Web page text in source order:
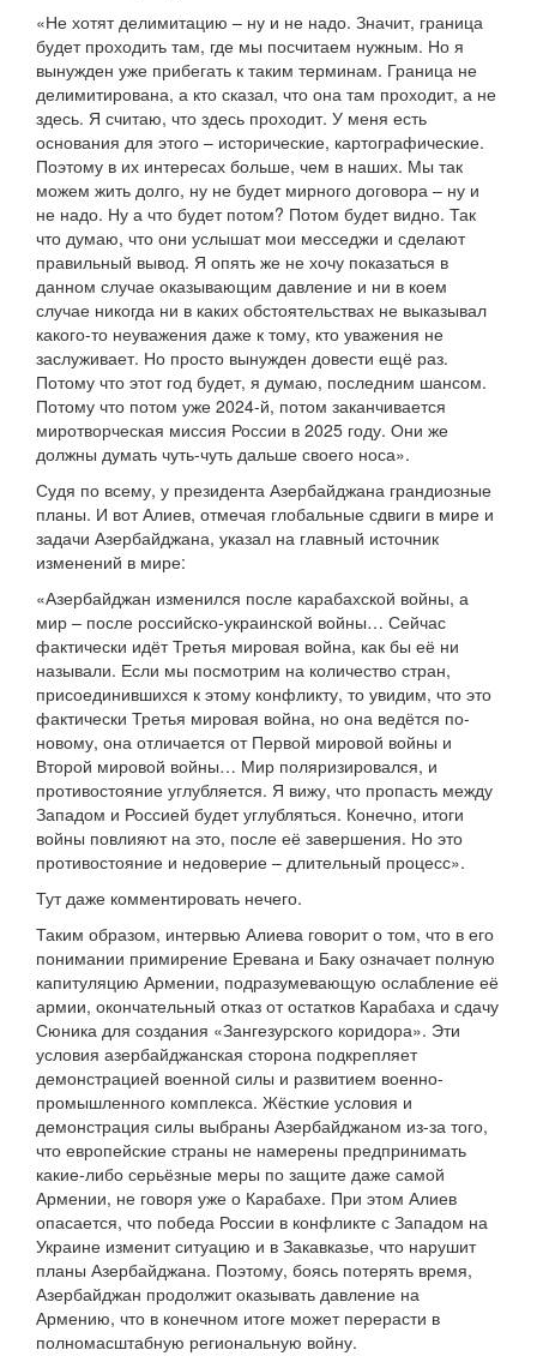
«Не хотят делимитацию – ну и не надо. Значит, граница
будет проходить там, где мы посчитаем нужным. Но я
вынужден уже прибегать к таким терминам. Граница не
делимитирована, а кто сказал, что она там проходит, а не
здесь. Я считаю, что здесь проходит. У меня есть
основания для этого – исторические, картографические.
Поэтому в их интересах больше, чем в наших. Мы так
можем жить долго, ну не будет мирного договора – ну и
не надо. Ну а что будет потом? Потом будет видно. Так
что думаю, что они услышат мои месседжи и сделают
правильный вывод. Я опять же не хочу показаться в
данном случае оказывающим давление и ни в коем
случае никогда ни в каких обстоятельствах не выказывал
какого-то неуважения даже к тому, кто уважения не
заслуживает. Но просто вынужден довести ещё раз.
Потому что этот год будет, я думаю, последним шансом.
Потому что потом уже 2024-й, потом заканчивается
миротворческая миссия России в 2025 году. Они же
должны думать чуть-чуть дальше своего носа».
Судя по всему, у президента Азербайджана грандиозные
планы. И вот Алиев, отмечая глобальные сдвиги в мире и
задачи Азербайджана, указал на главный источник
изменений в мире:
«Азербайджан изменился после карабахской войны, а
мир – после российско-украинской войны… Сейчас
фактически идёт Третья мировая война, как бы её ни
называли. Если мы посмотрим на количество стран,
присоединившихся к этому конфликту, то увидим, что это
фактически Третья мировая война, но она ведётся по-
новому, она отличается от Первой мировой войны и
Второй мировой войны… Мир поляризировался, и
противостояние углубляется. Я вижу, что пропасть между
Западом и Россией будет углубляться. Конечно, итоги
войны повлияют на это, после её завершения. Но это
противостояние и недоверие – длительный процесс».
Тут даже комментировать нечего.
Таким образом, интервью Алиева говорит о том, что в его
понимании примирение Еревана и Баку означает полную
капитуляцию Армении, подразумевающую ослабление её
армии, окончательный отказ от остатков Карабаха и сдачу
Сюника для создания «Зангезурского коридора». Эти
условия азербайджанская сторона подкрепляет
демонстрацией военной силы и развитием военно-
промышленного комплекса. Жёсткие условия и
демонстрация силы выбраны Азербайджаном из-за того,
что европейские страны не намерены предпринимать
какие-либо серьёзные меры по защите даже самой
Армении, не говоря уже о Карабахе. При этом Алиев
опасается, что победа России в конфликте с Западом на
Украине изменит ситуацию и в Закавказье, что нарушит
планы Азербайджана. Поэтому, боясь потерять время,
Азербайджан продолжит оказывать давление на
Армению, что в конечном итоге может перерасти в
полномасштабную региональную войну.